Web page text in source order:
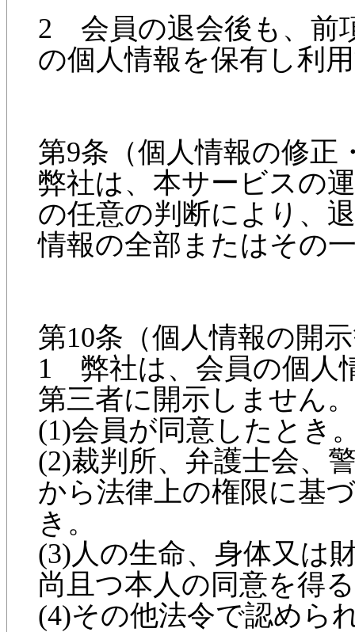
2 会員の退会後も、前
の個人情報を保有し利
第9条（個人情報の修正
弊社は、本サービスの
の任意の判断により、
情報の全部またはその
第10条（個人情報の開
1 弊社は、会員の個人
第三者に開示しません。
(1)会員が同意したとき
(2)裁判所、弁護士会、
から法律上の権限に基
き。
(3)人の生命、身体又は
尚且つ本人の同意を得
(4)その他法令で認めら